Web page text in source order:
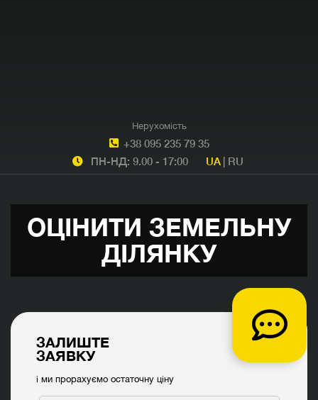
+38 095 235 79 35
Нерухомість
ПН-НД: 9.00 - 17:00 UA | RU
ОЦІНИТИ ЗЕМЕЛЬНУ
ДІЛЯНКУ
ЗАЛИШТЕ
ЗАЯВКУ
і ми прорахуємо остаточну ціну